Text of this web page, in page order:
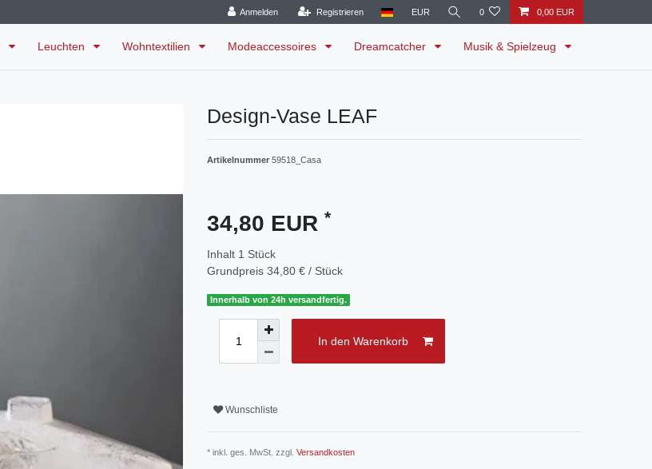
Anmelden Registrieren EUR 0 0,00 EUR
Leuchten Wohntextilien Modeaccessoires Dreamcatcher Musik & Spielzeug
Design-Vase LEAF
Artikelnummer 59518_Casa
34,80 EUR *
Inhalt 1 Stück
Grundpreis 34,80 € / Stück
Innerhalb von 24h versandfertig.
In den Warenkorb
Wunschliste
* inkl. ges. MwSt. zzgl. Versandkosten